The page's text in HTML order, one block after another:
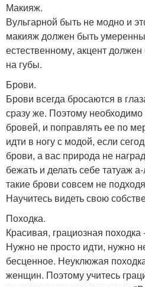
Макияж.
Вульгарной быть не модно и
макияж должен быть
естественному, акцент
на губы.
Брови.
Брови всегда бросаются в
сразу же. Поэтому
бровей, и поправлять ее по
идти в ногу с модой, если
брови, а вас природа не
бежать и делать себе татуаж
такие брови совсем не
Научитесь видеть свою
Походка.
Красивая, грациозная
Нужно не просто идти, нужно
бесценное. Неуклюжая
женщин. Поэтому учитесь